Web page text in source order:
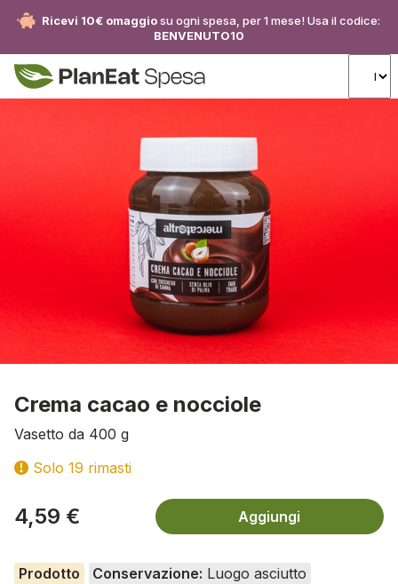
Ricevi 10€ omaggiosu ogni spesa, per 1 mese! Usa il codice:
BENVENUTO10
Crema cacao e nocciole
Vasetto da 400 g
Solo 19 rimasti
4,59 € Aggiungi
Prodotto Conservazione: Luogo asciutto